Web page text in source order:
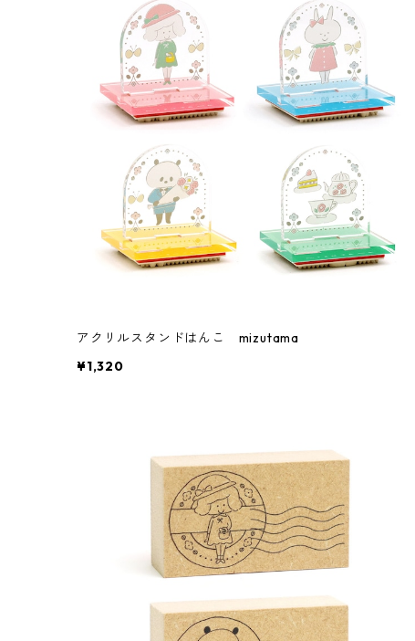
アクリルスタンドはんこ mizutama
¥1,320